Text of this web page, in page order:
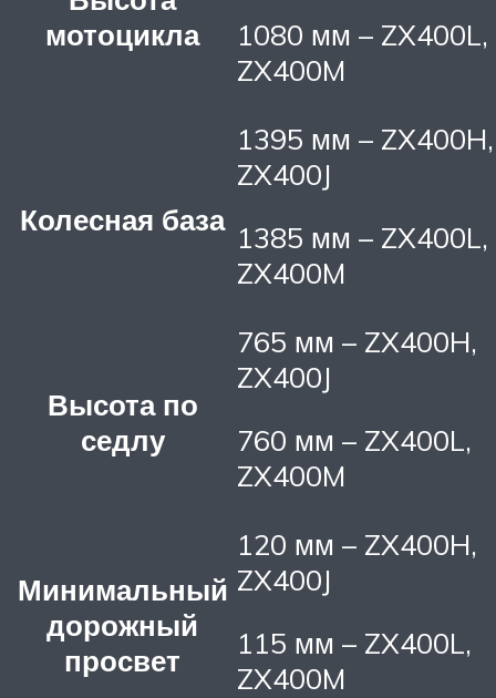
мотоцикла
1080 мм – ZX400L,
ZX400M
Колесная база
1395 мм – ZX400H,
ZX400J
1385 мм – ZX400L,
ZX400M
Высота по
седлу
765 мм – ZX400H,
ZX400J
760 мм – ZX400L,
ZX400M
Минимальный
дорожный
просвет
120 мм – ZX400H,
ZX400J
115 мм – ZX400L,
ZX400M